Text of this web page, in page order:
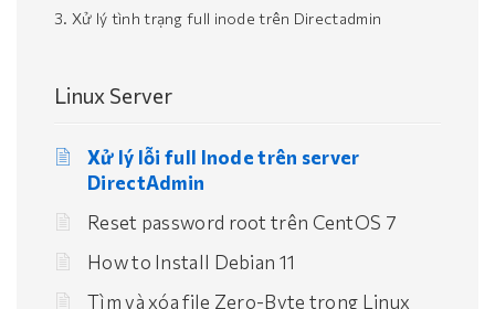
3. Xử lý tình trạng full inode trên Directadmin
Linux Server
Xử lý lỗi full Inode trên server
DirectAdmin
Reset password root trên CentOS 7
How to Install Debian 11
Tìm và xóa file Zero-Byte trong Linux